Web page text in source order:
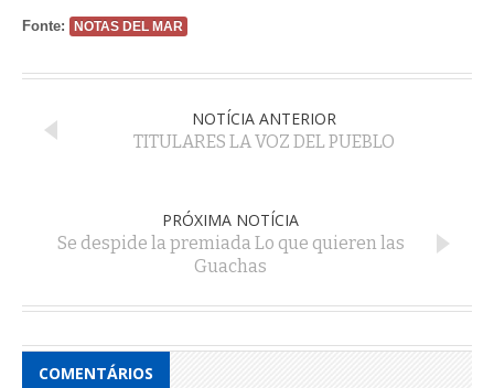
Fonte: NOTAS DEL MAR
NOTÍCIA ANTERIOR
TITULARES LA VOZ DEL PUEBLO
PRÓXIMA NOTÍCIA
Se despide la premiada Lo que quieren las
Guachas
COMENTÁRIOS